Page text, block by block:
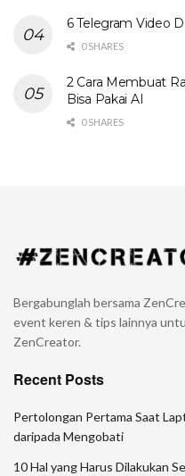
6 Telegram Video
0 SHARES
2 Cara Membuat
Bisa Pakai AI
0 SHARES
Bergabunglah bersama
event keren & tips lainnya
ZenCreator.
Recent Posts
Pertolongan Pertama Saat
daripada Mengobati
10 Hal yang Harus Dilakukan